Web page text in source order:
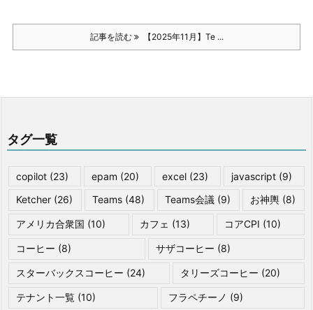
記事を読む 【2025年11月】Te ...
タグ一覧
copilot (23) epam (20) excel (23) javascript (9)
Ketcher (26) Teams (48) Teams会議 (9) お神輿(8)
アメリカ合衆国 (10) カフェ (13) コアCPI (10)
コーヒー (8) サザコーヒー (8)
スターバックスコーヒー (24) タリーズコーヒー (20)
テナント一覧 (10) フラペチーノ (9)